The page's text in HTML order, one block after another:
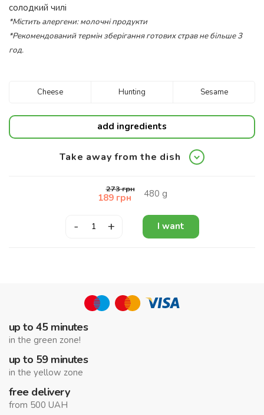
солодкий чилі
*Містить алергени: молочні продукти
*Рекомендований термін зберігання готових страв не більше 3
год.
Cheese Hunting Sesame
add ingredients
Take away from the dish
273грн
189грн 480 g
- + I want
up to 45 minutes
in the green zone!
up to 59 minutes
in the yellow zone
free delivery
from 500 UAH